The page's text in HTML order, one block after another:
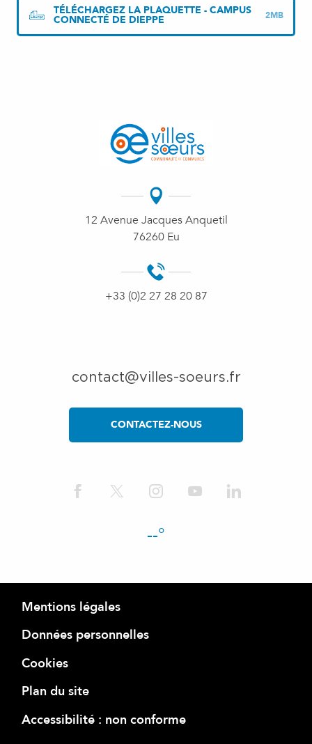
TÉLÉCHARGEZ LA PLAQUETTE - CAMPUS
CONNECTÉ DE DIEPPE 2MB
12 Avenue Jacques Anquetil
76260 Eu
+33 (0)2 27 28 20 87
contact@villes-soeurs.fr
CONTACTEZ-NOUS
--°
Mentions légales
Données personnelles
Cookies
Plan du site
Accessibilité : non conforme